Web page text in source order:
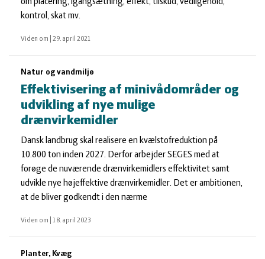
kontrol, skat mv.
Viden om 29. april 2021
Natur og vandmiljø
Effektivisering af minivådområder og
udvikling af nye mulige
drænvirkemidler
Dansk landbrug skal realisere en kvælstofreduktion på
10.800 ton inden 2027. Derfor arbejder SEGES med at
forøge de nuværende drænvirkemidlers effektivitet samt
udvikle nye højeffektive drænvirkemidler. Det er ambitionen,
at de bliver godkendt i den nærme
Viden om 18. april 2023
Planter, Kvæg